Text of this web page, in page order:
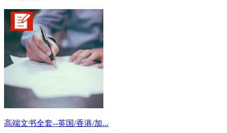
高端文书全套--英国/香港/加...